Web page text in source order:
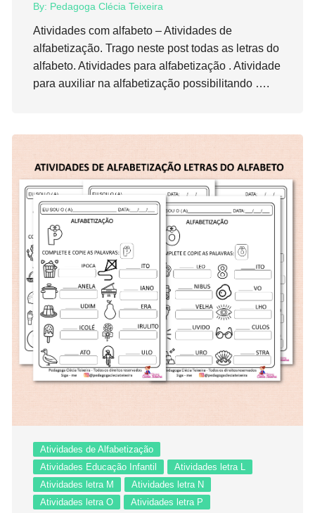
By: Pedagoga Clécia Teixeira
Atividades com alfabeto – Atividades de
alfabetização. Trago neste post todas as letras do
alfabeto. Atividades para alfabetização . Atividade
para auxiliar na alfabetização possibilitando ….
Atividades de Alfabetização
Atividades Educação Infantil
Atividades letra L
Atividades letra M
Atividades letra N
Atividades letra O
Atividades letra P